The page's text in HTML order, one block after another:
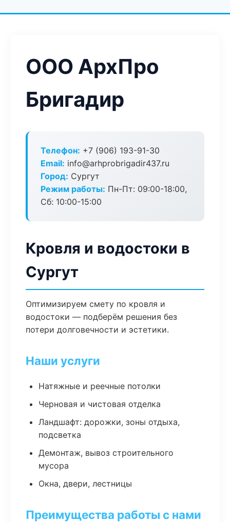
ООО АрхПро
Бригадир
Телефон: +7 (906) 193-91-30
Email: info@arhprobrigadir437.ru
Город: Сургут
Режим работы: Пн-Пт: 09:00-18:00,
Сб: 10:00-15:00
Кровля и водостоки в
Сургут
Оптимизируем смету по кровля и
водостоки — подберём решения без
потери долговечности и эстетики.
Наши услуги
Натяжные и реечные потолки
Черновая и чистовая отделка
Ландшафт: дорожки, зоны отдыха,
подсветка
Демонтаж, вывоз строительного
мусора
Окна, двери, лестницы
Преимущества работы с нами